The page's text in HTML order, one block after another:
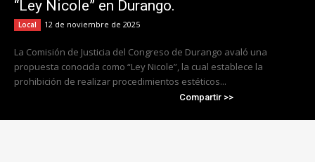
“Ley Nicole” en Durango.
Local 12 de noviembre de 2025
La Comisión de Justicia del Congreso de Durango avaló una
propuesta conocida como “Ley Nicole”, la cual establece la
prohibición de realizar procedimientos estéticos...
Compartir >>